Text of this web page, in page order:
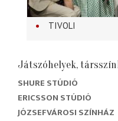
TIVOLI
Játszóhelyek,
SHURE STÚDIÓ
ERICSSON STÚDIÓ
JÓZSEFVÁROSI SZÍNHÁZ